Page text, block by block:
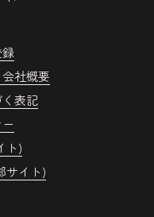
社概要
表記
ト)
サイト)